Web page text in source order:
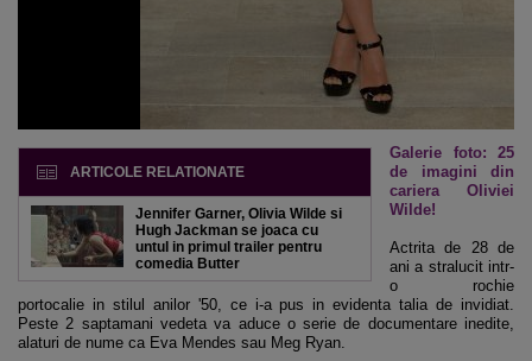
ARTICOLE RELATIONATE
Jennifer Garner, Olivia Wilde si
Hugh Jackman se joaca cu
untul in primul trailer pentru
comedia Butter
Galerie foto: 25
de imagini din
cariera Oliviei
Wilde!
Actrita de 28 de
ani a stralucit intr-
o rochie
portocalie in stilul anilor '50, ce i-a pus in evidenta talia de invidiat.
Peste 2 saptamani vedeta va aduce o serie de documentare inedite,
alaturi de nume ca Eva Mendes sau Meg Ryan.